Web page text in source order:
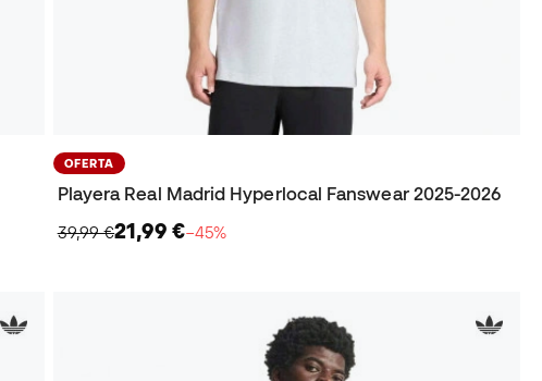
OFERTA
Playera Real Madrid Hyperlocal Fanswear 2025-2026
39,99 €21,99 €−45%